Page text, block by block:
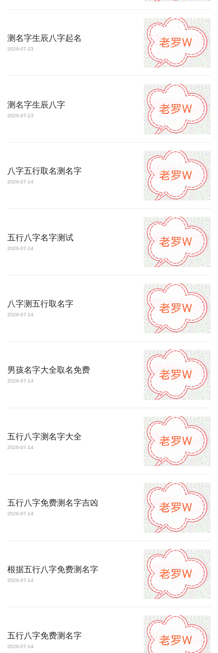
测名字生辰八字起名
2026-07-23
测名字生辰八字
2026-07-23
八字五行取名测名字
2026-07-14
五行八字名字测试
2026-07-14
八字测五行取名字
2026-07-14
男孩名字大全取名免费
2026-07-14
五行八字测名字大全
2026-07-14
五行八字免费测名字吉凶
2026-07-14
根据五行八字免费测名字
2026-07-14
五行八字免费测名字
2026-07-14